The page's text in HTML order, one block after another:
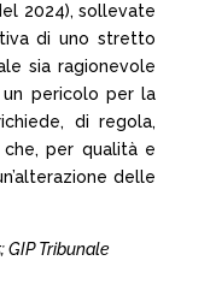
2024), sollevate
di uno stretto
sia ragionevole
pericolo per la
di regola,
per qualità e
delle
GIP Tribunale